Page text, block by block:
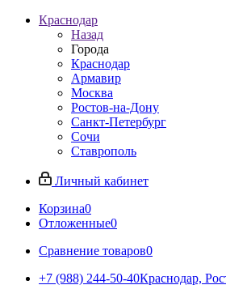
Краснодар
Назад
Города
Краснодар
Армавир
Москва
Ростов-на-Дону
Санкт-Петербург
Сочи
Ставрополь
Личный кабинет
Корзина0
Отложенные0
Сравнение товаров0
+7 (988) 244-50-40Краснодар,